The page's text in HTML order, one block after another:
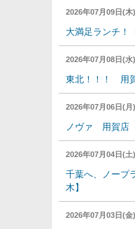
2026年07月09日(木)
大満足ランチ！
2026年07月08日(水)
東北！！！ 用
2026年07月06日(月)
ノヴァ 用賀店
2026年07月04日(土)
千葉へ、ノープ
木】
2026年07月03日(金)